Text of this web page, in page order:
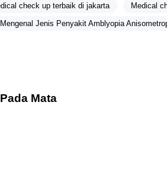
check up terbaik di jakarta Medical
Mengenal Jenis Penyakit Amblyopia
Mata